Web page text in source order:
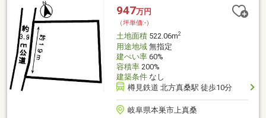
947万円
（坪単価:-）
土地面積522.06m2
用途地域無指定
建ぺい率60%
容積率200%
建築条件なし
樽見鉄道 北方真桑駅 徒歩10分
岐阜県本巣市上真桑